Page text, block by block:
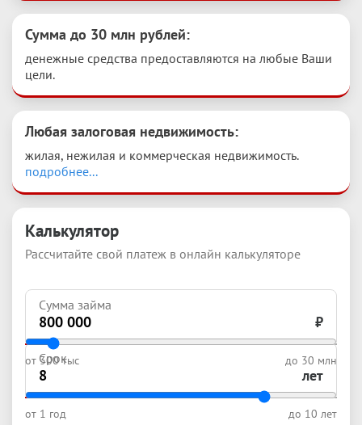
Сумма до 30 млн рублей:
денежные средства предоставляются на любые Ваши
цели.
Любая залоговая недвижимость:
жилая, нежилая и коммерческая недвижимость.
подробнее...
Калькулятор
Рассчитайте свой платеж в онлайн калькуляторе
Сумма займа
₽
от 300 тыс до 30 млн
Срок
лет
от 1 год до 10 лет